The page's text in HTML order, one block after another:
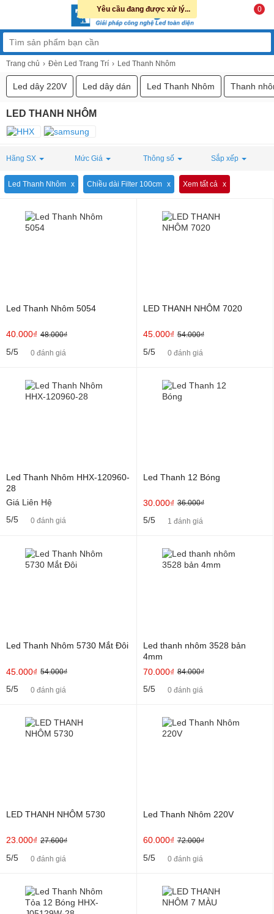
0
Trang chủ Đèn Led Trang Trí Led Thanh Nhôm
Led dây 220V Led dây dán Led Thanh Nhôm Thanh
LED THANH NHÔM
Hãng SX Mức Giá Thông số Sắp xếp
Led Thanh Nhôm Chiều dài Filter 100cm Xem tất cả
Led Thanh Nhôm 5054
40.000₫ 48.000₫
5/5 0 đánh giá
LED THANH NHÔM 7020
45.000₫ 54.000₫
5/5 0 đánh giá
Led Thanh Nhôm HHX-120960-
28
Giá Liên Hệ
5/5
0 đánh giá
Led Thanh 12 Bóng
30.000₫ 36.000₫
5/5 1 đánh giá
Led Thanh Nhôm 5730 Mắt Đôi
45.000₫ 54.000₫
5/5 0 đánh giá
Led thanh nhôm 3528 bản
4mm
70.000₫ 84.000₫
5/5 0 đánh giá
LED THANH NHÔM 5730
23.000₫ 27.600₫
5/5 0 đánh giá
Led Thanh Nhôm 220V
60.000₫ 72.000₫
5/5 0 đánh giá
Yêu cầu đang được xử lý...